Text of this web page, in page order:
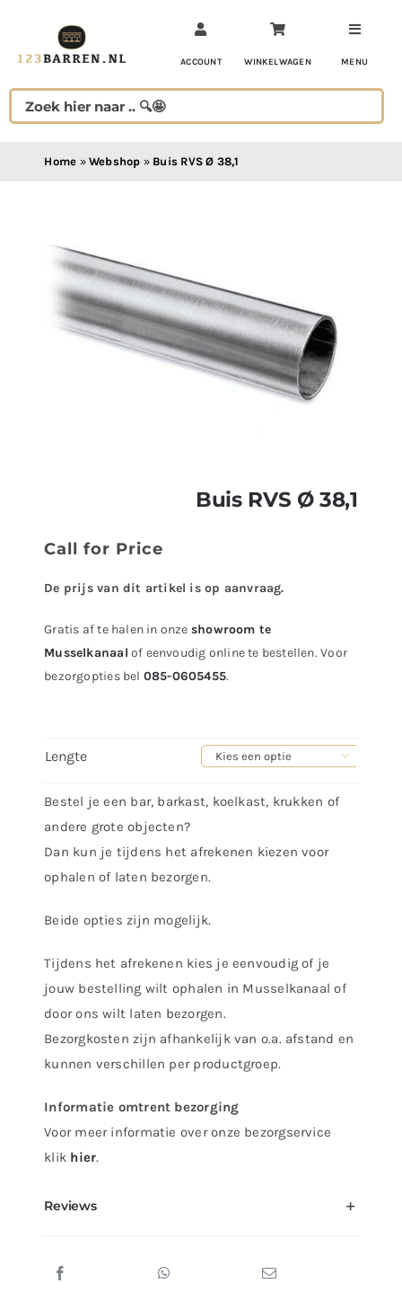
inhoud
ACCOUNT WINKELWAGEN MENU
Home » Webshop » Buis RVS Ø 38,1
Buis RVS Ø 38,1
Call for Price
De prijs van dit artikel is op aanvraag.
Gratis af te halen in onze showroom te
Musselkanaal of eenvoudig online te bestellen. Voor
bezorgopties bel 085-0605455.
Lengte 
Bestel je een bar, barkast, koelkast, krukken of
andere grote objecten?
Dan kun je tijdens het afrekenen kiezen voor
ophalen of laten bezorgen.
Beide opties zijn mogelijk.
Tijdens het afrekenen kies je eenvoudig of je
jouw bestelling wilt ophalen in Musselkanaal of
door ons wilt laten bezorgen.
Bezorgkosten zijn afhankelijk van o.a. afstand en
kunnen verschillen per productgroep.
Informatie omtrent bezorging
Voor meer informatie over onze bezorgservice
klik hier.
Reviews